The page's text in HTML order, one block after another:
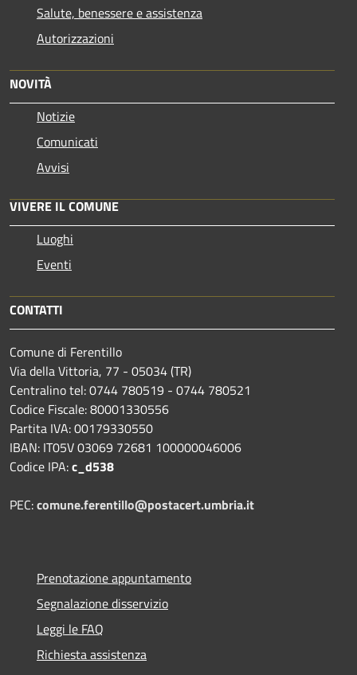
Salute, benessere e assistenza
Autorizzazioni
NOVITÀ
Notizie
Comunicati
Avvisi
VIVERE IL COMUNE
Luoghi
Eventi
CONTATTI
Comune di Ferentillo
Via della Vittoria, 77 - 05034 (TR)
Centralino tel: 0744 780519 - 0744 780521
Codice Fiscale: 80001330556
Partita IVA: 00179330550
IBAN: IT05V 03069 72681 100000046006
Codice IPA:c_d538
PEC:comune.ferentillo@postacert.umbria.it
Prenotazione appuntamento
Segnalazione disservizio
Leggi le FAQ
Richiesta assistenza